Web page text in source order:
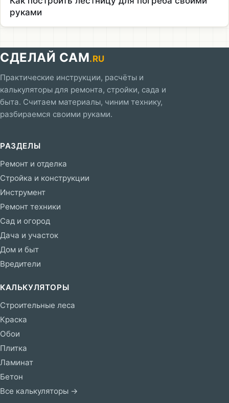
руками
СДЕЛАЙ САМ.RU
Практические инструкции, расчёты и
калькуляторы для ремонта, стройки, сада и
быта. Считаем материалы, чиним технику,
разбираемся своими руками.
РАЗДЕЛЫ
Ремонт и отделка
Стройка и конструкции
Инструмент
Ремонт техники
Сад и огород
Дача и участок
Дом и быт
Вредители
КАЛЬКУЛЯТОРЫ
Строительные леса
Краска
Обои
Плитка
Ламинат
Бетон
Все калькуляторы →